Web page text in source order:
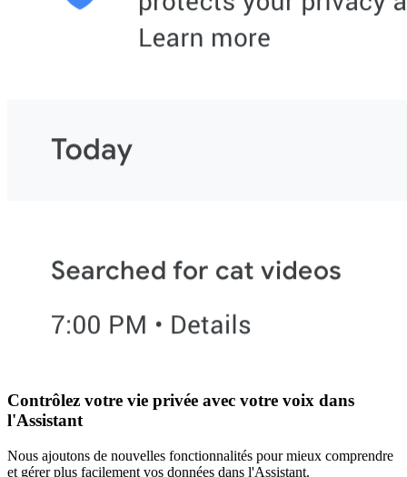
Contrôlez votre vie privée avec votre voix dans
l'Assistant
Nous ajoutons de nouvelles fonctionnalités pour mieux comprendre
et gérer plus facilement vos données dans l'Assistant.